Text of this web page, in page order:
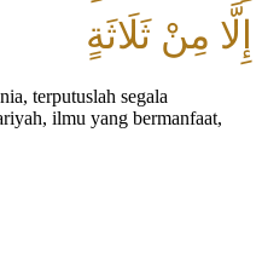
إِلَّا مِنْ ثَلَاثَةٍ
terputuslah segala
ilmu yang bermanfaat,